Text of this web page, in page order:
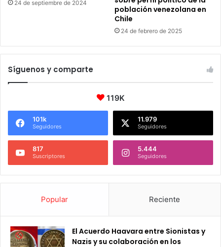
24 de septiembre de 2024
población venezolana en
Chile
24 de febrero de 2025
Síguenos y comparte
119K
101k
Seguidores
11.979
Seguidores
817
Suscriptores
5.444
Seguidores
Popular Reciente
El Acuerdo Haavara entre Sionistas y
Nazis y su colaboración en los